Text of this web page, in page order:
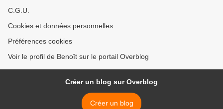
C.G.U.
Cookies et données personnelles
Préférences cookies
Voir le profil de Benoît sur le portail Overblog
Créer un blog sur Overblog
Créer un blog